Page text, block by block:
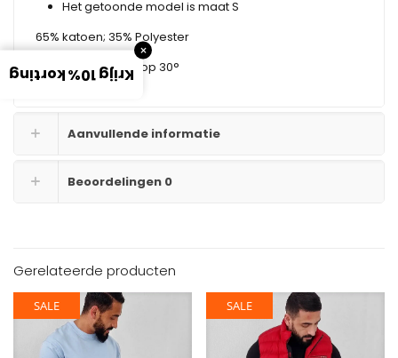
Het getoonde model is maat S
65% katoen; 35% Polyester
Machinewasbaar op 30°
Aanvullende informatie
Beoordelingen 0
Gerelateerde producten
SALE SALE
Krijg 10% korting
×